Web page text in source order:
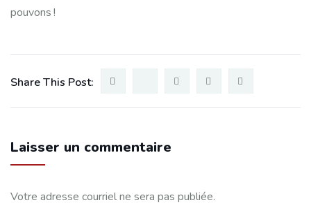
pouvons !
Share This Post:
Laisser un commentaire
Votre adresse courriel ne sera pas publiée.